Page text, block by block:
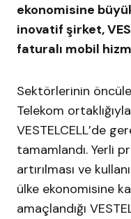
ekonomisine
inovatif şirket,
faturalı mobil
Sektörlerinin
Telekom
VESTELCELL’de
tamamlandı. Yerli
artırılması ve
ülke ekonomisine
amaçlandığı